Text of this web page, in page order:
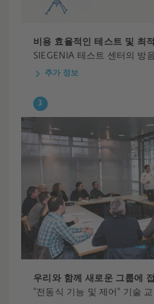
비용 효율적인 테스트 및 최
SIEGENIA 테스트 센터의 방
추가 정보
우리와 함께 새로운 그룹에
"전동식 기능 및 제어" 기술